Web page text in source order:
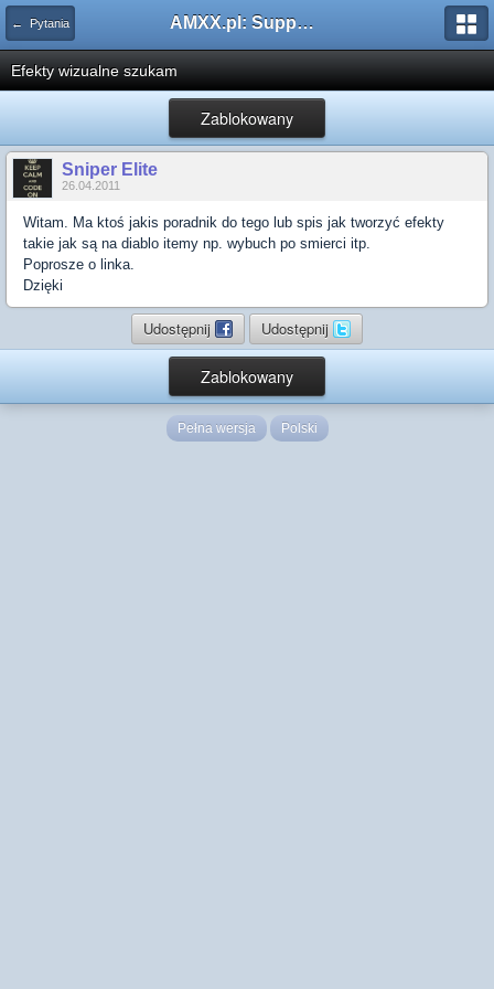
← Pytania AMXX.pl: Support AMX Mod X i SourceMod
Efekty wizualne szukam
Zablokowany
Sniper Elite
26.04.2011
Witam. Ma ktoś jakis poradnik do tego lub spis jak tworzyć efekty
takie jak są na diablo itemy np. wybuch po smierci itp.
Poprosze o linka.
Dzięki
Udostępnij Udostępnij
Zablokowany
Pełna wersja Polski